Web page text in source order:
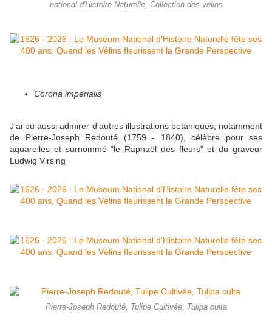
national d'Histoire Naturelle, Collection des vélins
Corona imperialis
J'ai pu aussi admirer d'autres illustrations botaniques, notamment
de Pierre-Joseph Redouté (1759 - 1840), célèbre pour ses
aquarelles et surnommé "le Raphaël des fleurs" et du graveur
Ludwig Virsing
Pierre-Joseph Redouté, Tulipe Cultivée, Tulipa culta